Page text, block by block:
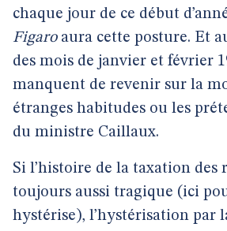
chaque jour de ce début
Figaroaura cette posture. Et
des mois de janvier et février
manquent de revenir sur la
étranges habitudes ou les
du ministre Caillaux.
Si l’histoire de la taxation des
toujours aussi tragique (ici
hystérise), l’hystérisation par